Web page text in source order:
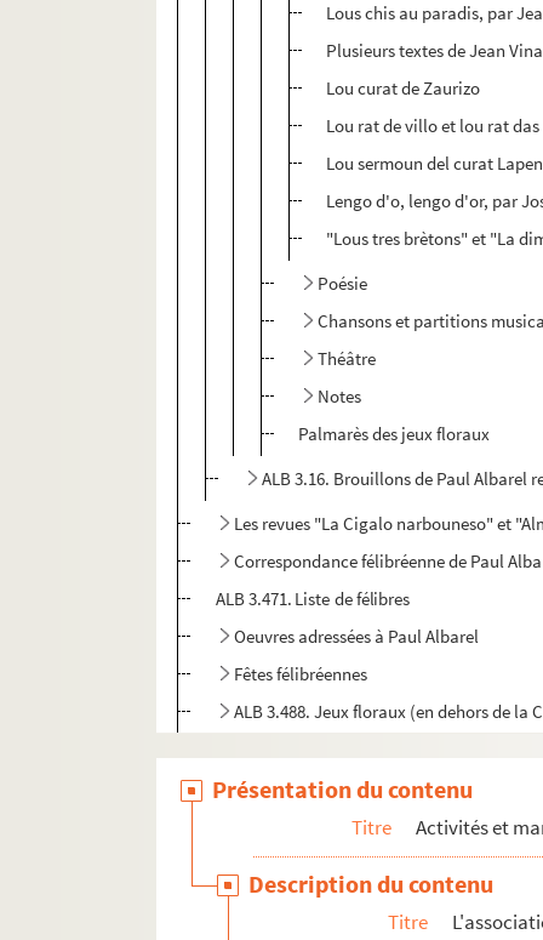
Lous chis au paradis, par
Plusieurs textes de Jean
Lou curat de Zaurizo
Lou rat de villo et lou rat
Lou sermoun del curat
Lengo d'o, lengo d'or, par
"Lous tres brètons" et "La
Poésie
Chansons et partitions
Théâtre
Notes
Palmarès des jeux floraux
ALB 3.16. Brouillons de Paul Albarel
Les revues "La Cigalo narbouneso" et
Correspondance félibréenne de Paul
ALB 3.471. Liste de félibres
Oeuvres adressées à Paul Albarel
Fêtes félibréennes
ALB 3.488. Jeux floraux (en dehors de la
L'enseignement de la langue d'oc
ALB 3.497. Articles du capoulié Marius
Publications en série
Présentation du contenu
Titre Activités et
Description du contenu
Titre